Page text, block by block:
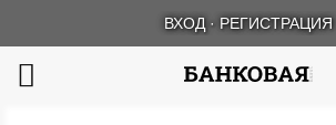
ВХОД · РЕГИСТРАЦИЯ